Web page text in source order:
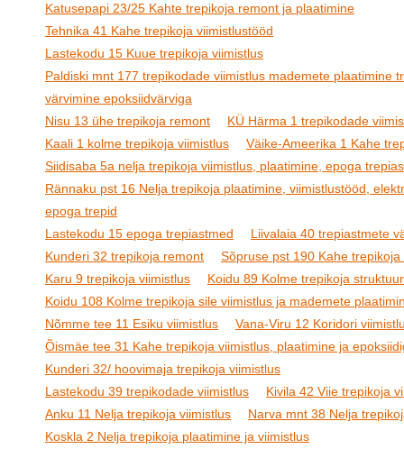
Katusepapi 23/25 Kahte trepikoja remont ja plaatimine
Tehnika 41 Kahe trepikoja viimistlustööd
Lastekodu 15 Kuue trepikoja viimistlus
Paldiski mnt 177 trepikodade viimistlus mademete plaatimine
värvimine epoksiidvärviga
Nisu 13 ühe trepikoja remont
KÜ Härma 1 trepikodade
Kaali 1 kolme trepikoja viimistlus
Väike-Ameerika 1 Kahe
Siidisaba 5a nelja trepikoja viimistlus, plaatimine, epoga
Rännaku pst 16 Nelja trepikoja plaatimine, viimistlustööd,
epoga trepid
Lastekodu 15 epoga trepiastmed
Liivalaia 40 trepiastmete
Kunderi 32 trepikoja remont
Sõpruse pst 190 Kahe
Karu 9 trepikoja viimistlus
Koidu 89 Kolme trepikoja
Koidu 108 Kolme trepikoja sile viimistlus ja mademete
Nõmme tee 11 Esiku viimistlus
Vana-Viru 12 Koridori
Õismäe tee 31 Kahe trepikoja viimistlus, plaatimine ja
Kunderi 32/ hoovimaja trepikoja viimistlus
Lastekodu 39 trepikodade viimistlus
Kivila 42 Viie trepikoja
Anku 11 Nelja trepikoja viimistlus
Narva mnt 38 Nelja
Koskla 2 Nelja trepikoja plaatimine ja viimistlus